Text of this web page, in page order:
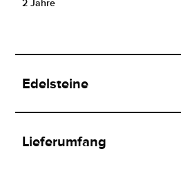
2 Jahre
Edelsteine
Lieferumfang